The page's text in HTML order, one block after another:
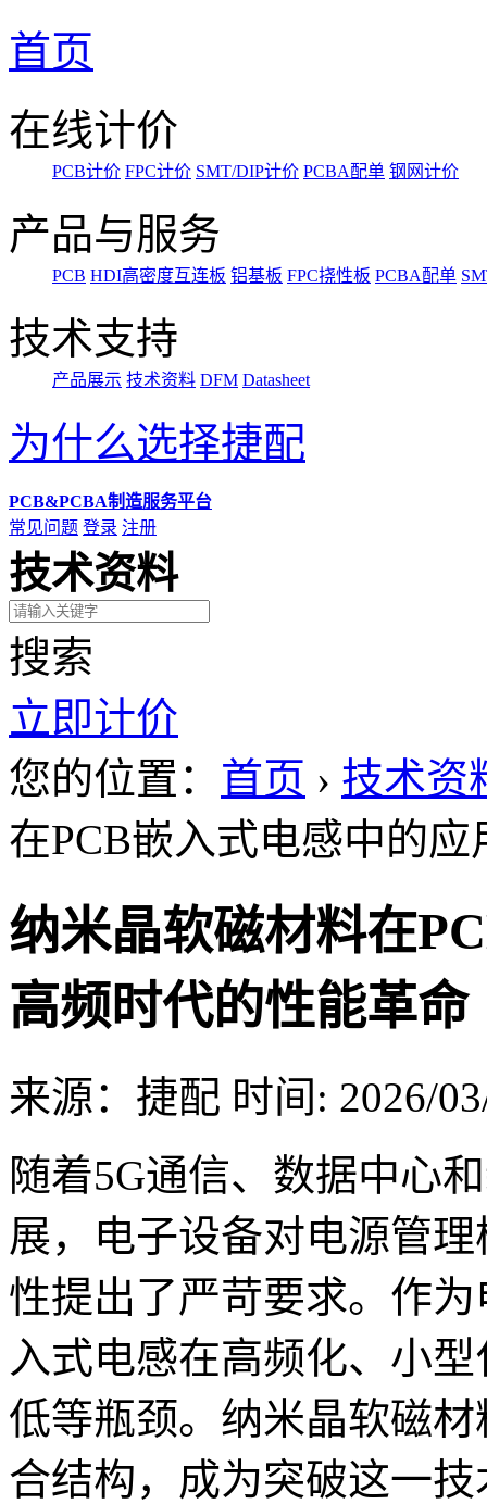
首页
在线计价
PCB计价 FPC计价 SMT/DIP计价 PCBA配单 钢网计价
产品与服务
PCB HDI高密度互连板 铝基板 FPC挠性板 PCBA配单
技术支持
产品展示 技术资料 DFM Datasheet
为什么选择捷配
PCB&PCBA制造服务平台
常见问题 登录 注册
技术资料
搜索
立即计价
您的位置： 首页 › 技术资
在PCB嵌入式电感中的
纳米晶软磁材料在
高频时代的性能革命
来源：捷配 时间: 2026/
随着5G通信、数据中心
展，电子设备对电源管
性提出了严苛要求。作
入式电感在高频化、小
低等瓶颈。纳米晶软磁
合结构，成为突破这一